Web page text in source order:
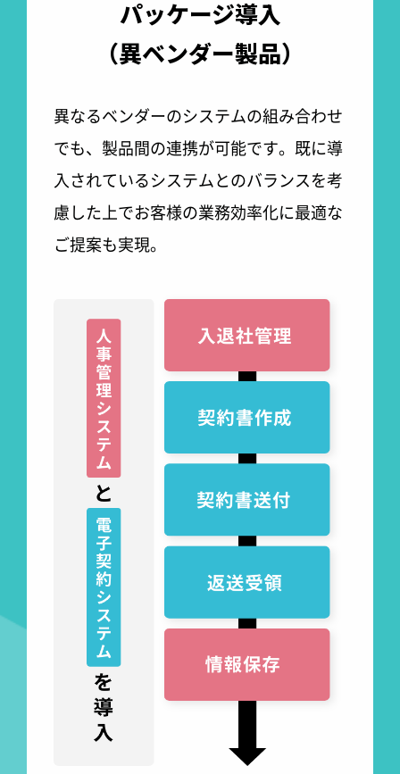
パッケージ導入
（異ベンダー製品）
異なるベンダーのシステムの組み合わせ
でも、製品間の連携が可能です。 既に導
入されているシステムとのバランスを考
慮した上でお客様の業務効率化に最適な
ご提案も実現。